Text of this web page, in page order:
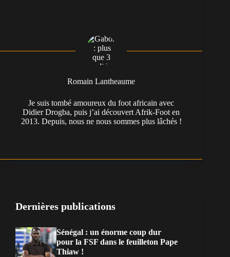
Romain Lantheaume
Je suis tombé amoureux du foot africain avec
Didier Drogba, puis j’ai découvert Afrik-Foot en
2013. Depuis, nous ne nous sommes plus lâchés !
Dernières publications
Sénégal : un énorme coup dur
pour la FSF dans le feuilleton Pape
Thiaw !